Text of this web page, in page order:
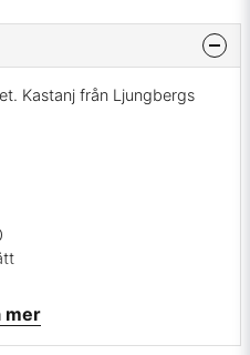
Kastanj från Ljungbergs
mer